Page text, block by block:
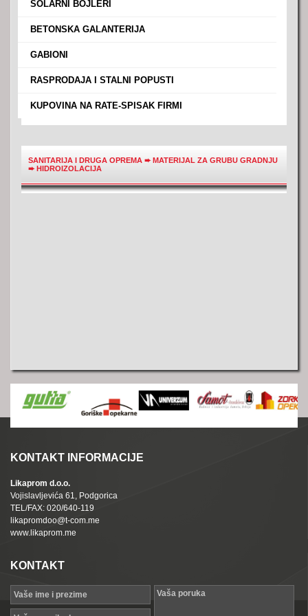
SOLARNI BOJLERI
BETONSKA GALANTERIJA
GABIONI
RASPRODAJA I STALNI POPUSTI
KUPOVINA NA RATE-SPISAK FIRMI
SANITARIJA I DRUGA OPREMA ➨MATERIJAL ZA GRUBU GRADNJU
➨HIDROIZOLACIJA
KONTAKT INFORMACIJE
Likaprom d.o.o.
Vojislavljevića 61, Podgorica
TEL/FAX: 020/640-119
likapromdoo@t-com.me
www.likaprom.me
KONTAKT